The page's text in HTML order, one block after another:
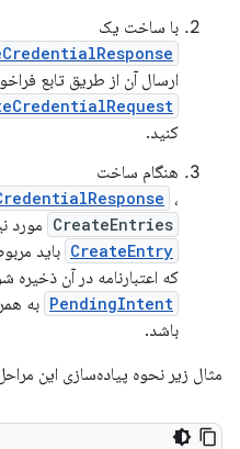
با ساخت یک
ارسال آن از طریق تابع
کنید.
هنگام ساخت
،
CreateEntries مورد
CreateEntry باید
که اعتبارنامه در آن ذخیره
PendingIntent به
باشد.
مثال زیر نحوه پیاده‌سازی این